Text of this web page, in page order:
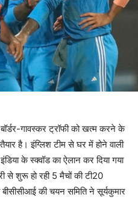
गावस्कर ट्रॉफी को खत्म करने के
है। इंग्लिश टीम से घर में होने वाली
के स्क्वॉड का ऐलान कर दिया गया
से शुरू हो रही 5 मैचों की टी20
की चयन समिति ने सूर्यकुमार